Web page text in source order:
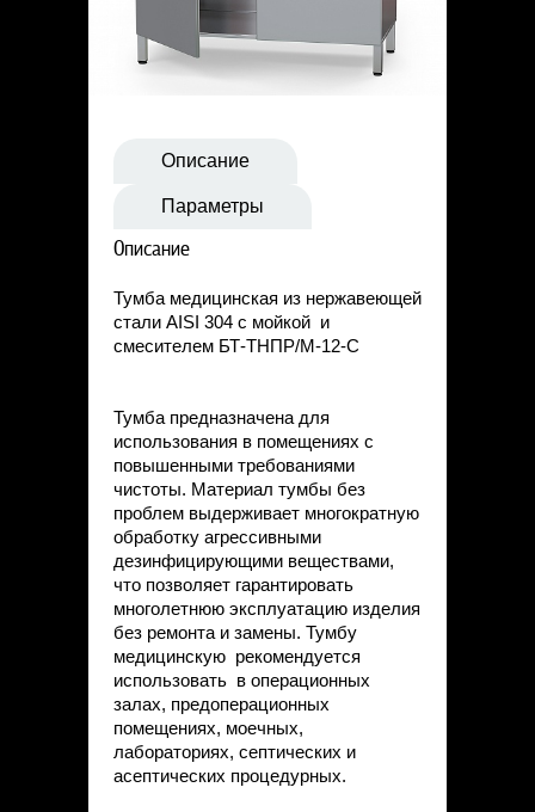
Контакты
Описание
Параметры
Описание
Тумба медицинская из нержавеющей
стали AISI 304 с мойкой и
смесителем БТ-ТНПР/М-12-С
Тумба предназначена для
использования в помещениях с
повышенными требованиями
чистоты. Материал тумбы без
проблем выдерживает многократную
обработку агрессивными
дезинфицирующими веществами,
что позволяет гарантировать
многолетнюю эксплуатацию изделия
без ремонта и замены. Тумбу
медицинскую рекомендуется
использовать в операционных
залах, предоперационных
помещениях, моечных,
лабораториях, септических и
асептических процедурных.